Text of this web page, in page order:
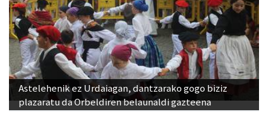
Astelehenik ez Urdaiagan, dantzarako gogo biziz
plazaratu da Orbeldiren belaunaldi gazteena